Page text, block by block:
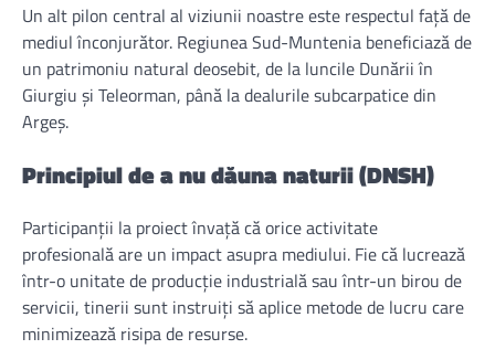
Un alt pilon central al viziunii noastre este respectul față de
mediul înconjurător. Regiunea Sud-Muntenia beneficiază de
un patrimoniu natural deosebit, de la luncile Dunării în
Giurgiu și Teleorman, până la dealurile subcarpatice din
Argeș.
Principiul de a nu dăuna naturii (DNSH)
Participanții la proiect învață că orice activitate
profesională are un impact asupra mediului. Fie că lucrează
într-o unitate de producție industrială sau într-un birou de
servicii, tinerii sunt instruiți să aplice metode de lucru care
minimizează risipa de resurse.